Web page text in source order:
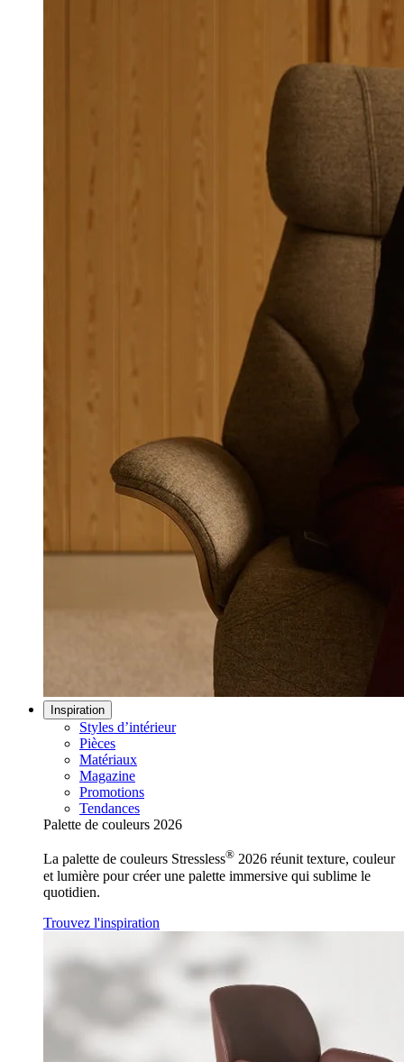
Inspiration
Styles d’intérieur
Pièces
Matériaux
Magazine
Promotions
Tendances
Palette de couleurs 2026
La palette de couleurs Stressless® 2026 réunit texture, couleur
et lumière pour créer une palette immersive qui sublime le
quotidien.
Trouvez l'inspiration